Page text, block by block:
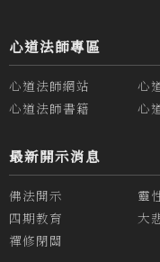
心道法師專區
心道法師網站 心
心道法師書籍
心
最新開示消息
佛法開示 靈
四期教育
大
禪修閉關